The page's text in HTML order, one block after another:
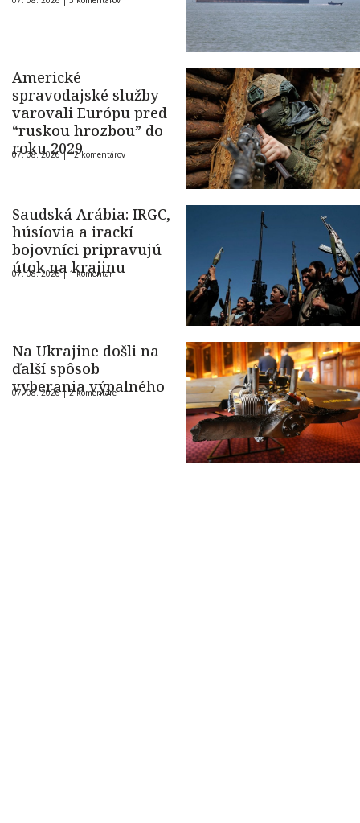
Americké
spravodajské služby
varovali Európu pred
“ruskou hrozbou” do
roku 2029
07. 08. 2026 |12 komentárov
Saudská Arábia: IRGC,
húsíovia a irackí
bojovníci pripravujú
útok na krajinu
07. 08. 2026 | 1 komentár
Na Ukrajine došli na
ďalší spôsob
vyberania výpalného
07. 08. 2026 |2 komentáre